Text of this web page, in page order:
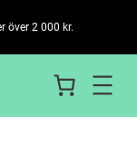
över 2 000 kr.